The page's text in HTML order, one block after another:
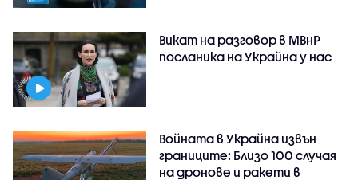
Викат на разговор в МВнР
посланика на Украйна у нас
Войната в Украйна извън
границите: Близо 100 случая
на дронове и ракети в